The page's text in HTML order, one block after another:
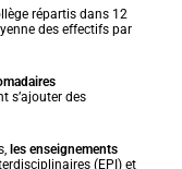
répartis dans 12
des effectifs par
s’ajouter des
les enseignements
(EPI) et